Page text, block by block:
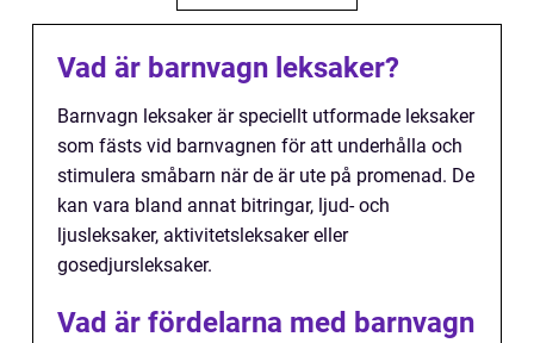
Vad är barnvagn leksaker?
Barnvagn leksaker är speciellt utformade leksaker
som fästs vid barnvagnen för att underhålla och
stimulera småbarn när de är ute på promenad. De
kan vara bland annat bitringar, ljud- och
ljusleksaker, aktivitetsleksaker eller
gosedjursleksaker.
Vad är fördelarna med barnvagn